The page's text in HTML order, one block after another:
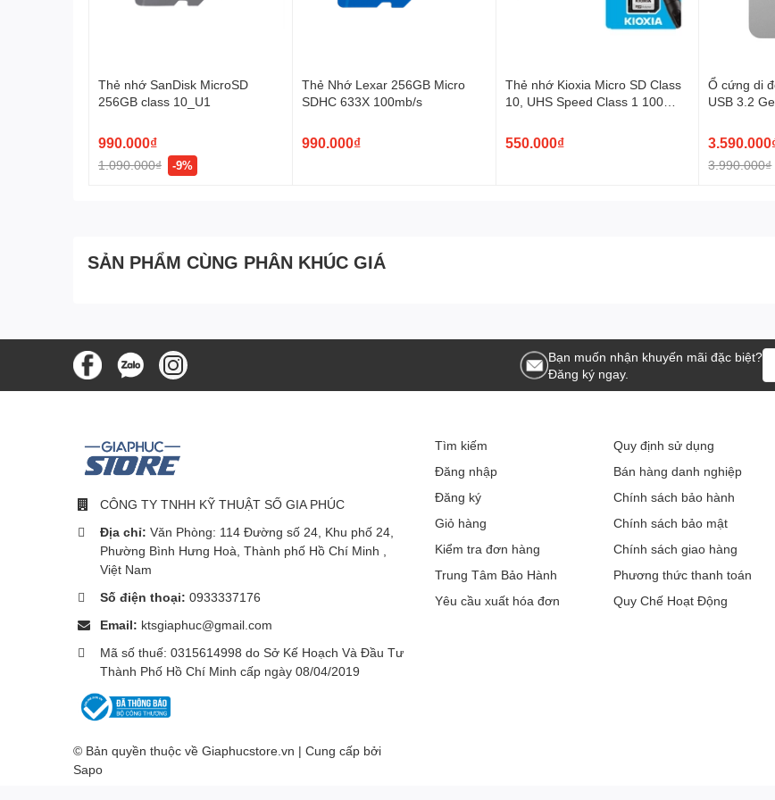
Dung lượng lên đến 5TB sẽ giúp bạn có thể an tâm lưu trữ dữ liệu cá nhân, ảnh, video,... một cách dễ dàng.
kèm
Chuẩn exFat tương thích MAC và Windows giúp bạn sao chép, lưu trữ dữ liệu trên mọi thiết bị máy tính. Bên cạnh đó,
mã hóa phần cứng AES-256 được kích hoạt bằng mật khẩu giúp giữ an toàn cho dữ liệu Phần mềm Seagate Toolkit
Thẻ nhớ SanDisk MicroSD
256GB class 10_U1
990.000₫
1.090.000₫ -9%
Thẻ Nhớ Lexar 256GB Micro
SDHC 633X 100mb/s
990.000₫
Thẻ nhớ Kioxia Micro SD Class
10, UHS Speed Class 1 100
550.000₫
Ổ cứng di
USB 3.2
3.990.000₫
SẢN PHẨM CÙNG PHÂN KHÚC GIÁ
Bạn muốn nhận khuyến mãi đặc biệt?
Đăng ký ngay.
CÔNG TY TNHH KỸ THUẬT SỐ GIA PHÚC
Địa chỉ: Văn Phòng: 114 Đường số 24, Khu phố 24,
Phường Bình Hưng Hoà, Thành phố Hồ Chí Minh ,
Việt Nam
Số điện thoại: 0933337176
Email: ktsgiaphuc@gmail.com
Mã số thuế: 0315614998 do Sở Kế Hoạch Và Đầu Tư
Thành Phố Hồ Chí Minh cấp ngày 08/04/2019
Tìm kiếm
Đăng nhập
Đăng ký
Giỏ hàng
Kiểm tra đơn hàng
Trung Tâm Bảo Hành
Yêu cầu xuất hóa đơn
Quy định sử dụng
Bán hàng danh nghiệp
Chính sách bảo hành
Chính sách bảo mật
Chính sách giao hàng
Phương thức thanh toán
Quy Chế Hoạt Động
© Bản quyền thuộc về Giaphucstore.vn | Cung cấp bởi
Sapo